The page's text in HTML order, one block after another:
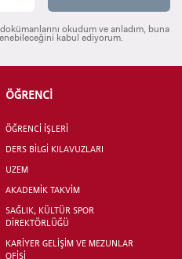
okudum ve anladım, buna
kabul ediyorum.
ÖĞRENCİ
ÖĞRENCİ İŞLERİ
DERS BİLGİ KILAVUZLARI
UZEM
AKADEMİK TAKVİM
SAĞLIK, KÜLTÜR SPOR
DİREKTÖRLÜĞÜ
KARİYER GELİŞİM VE MEZUNLAR
OFİSİ